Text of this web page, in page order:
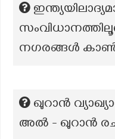
നഗരങ്ങൾ
ഖുറാൻ
അൽ - ഖുറാൻ